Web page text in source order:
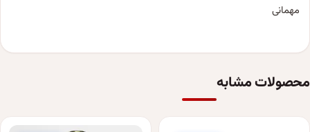
مهمانی
محصولات مشابه